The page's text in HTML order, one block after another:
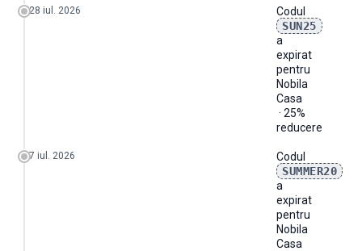
28 iul. 2026
Codul
SUN25
a
expirat
pentru
Nobila
Casa
· 25%
reducere
7 iul. 2026
Codul
SUMMER20
a
expirat
pentru
Nobila
Casa